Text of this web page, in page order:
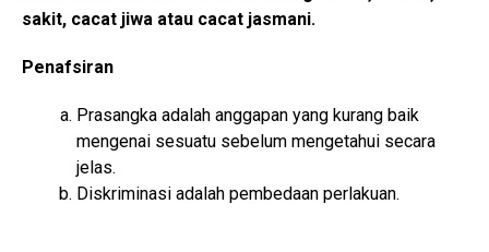
sakit, cacat jiwa atau cacat jasmani.
Penafsiran
Prasangka adalah anggapan yang kurang baik
mengenai sesuatu sebelum mengetahui secara
jelas.
Diskriminasi adalah pembedaan perlakuan.